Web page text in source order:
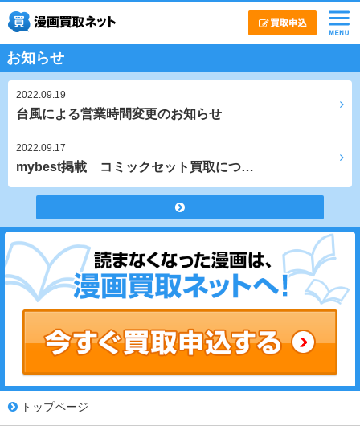
お知らせ
2022.09.19
台風による営業時間変更のお知らせ
2022.09.17
mybest掲載 コミックセット買取につ…
トップページ